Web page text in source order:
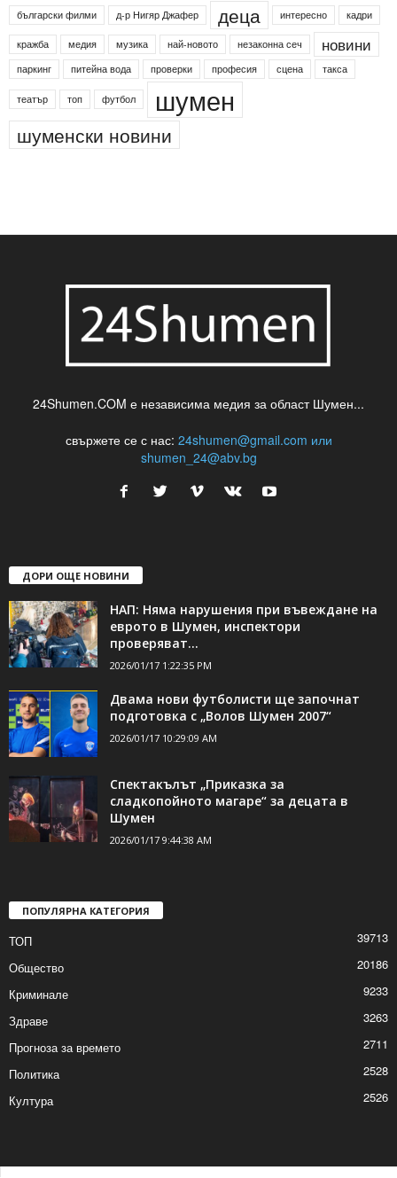
български филми
д-р Нигяр Джафер деца интересно кадри
кражба медия музика най-новото незаконна сеч новини
паркинг питейна вода проверки професия сцена такса
театър топ футбол шумен
шуменски новини
24Shumen.COM е независима медия за област Шумен...
свържете се с нас: 24shumen@gmail.com или
shumen_24@abv.bg
ДОРИ ОЩЕ НОВИНИ
НАП: Няма нарушения при въвеждане на
еврото в Шумен, инспектори
проверяват...
2026/01/17 1:22:35 PM
Двама нови футболисти ще започнат
подготовка с „Волов Шумен 2007“
2026/01/17 10:29:09 AM
Спектакълът „Приказка за
сладкопойното магаре“ за децата в
Шумен
2026/01/17 9:44:38 AM
ПОПУЛЯРНА КАТЕГОРИЯ
ТОП
39713
Общество
20186
Криминале
9233
Здраве
3263
Прогноза за времето
2711
Политика
2528
Култура
2526